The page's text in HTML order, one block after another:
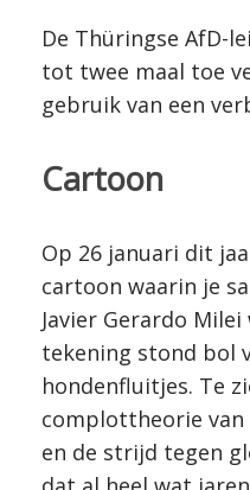
De Thüringse AfD-
tot twee maal toe
gebruik van een
Cartoon
Op 26 januari dit
cartoon waarin je
Javier Gerardo
tekening stond bol
hondenfluitjes. Te
complottheorie
en de strijd tegen